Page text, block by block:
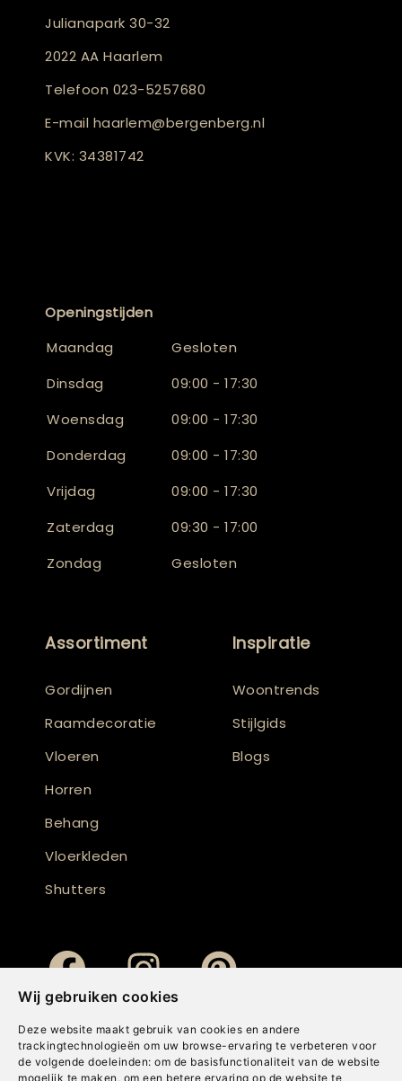
Wij gebruiken cookies
Deze website maakt gebruik van cookies en andere
trackingtechnologieën om uw browse-ervaring te verbeteren voor
de volgende doeleinden: om de basisfunctionaliteit van de website
mogelijk te maken , om een betere ervaring op de website te
Julianapark 30-32
2022 AA Haarlem
Telefoon 023-5257680
E-mail haarlem@bergenberg.nl
KVK: 34381742
Openingstijden
Maandag
Gesloten
Dinsdag
09:00 - 17:30
Woensdag
09:00 - 17:30
Donderdag
09:00 - 17:30
Vrijdag
09:00 - 17:30
Zaterdag
09:30 - 17:00
Zondag
Gesloten
Assortiment
Gordijnen
Raamdecoratie
Vloeren
Horren
Behang
Vloerkleden
Shutters
Inspiratie
Woontrends
Stijlgids
Blogs